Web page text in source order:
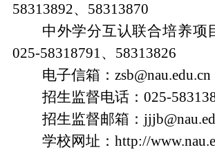
58313892、 58313870
中外学分互认联合培养项
025-58318791、 58313826
电子信箱 ： zsb@nau.edu.cn
招生监督电话： 025-
招生监督邮箱 ：
学校网址 ： http://